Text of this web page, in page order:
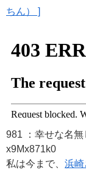
ちん） ]
981 ：幸せな名
x9Mx871k0
私は今まで、 浜崎